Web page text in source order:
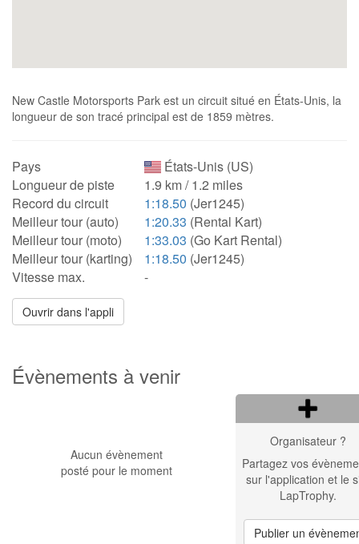
New Castle Motorsports Park est un circuit situé en États-Unis, la
longueur de son tracé principal est de 1859 mètres.
Pays
États-Unis (US)
Longueur de piste
1.9 km / 1.2 miles
Record du circuit
1:18.50 (Jer1245)
Meilleur tour (auto)
1:20.33 (Rental Kart)
Meilleur tour (moto)
1:33.03 (Go Kart Rental)
Meilleur tour (karting)
1:18.50 (Jer1245)
Vitesse max.
-
Ouvrir dans l'appli
Évènements à venir
Aucun évènement
posté pour le moment
Organisateur ?
Partagez vos
sur l'application et le
LapTrophy.
Publier un